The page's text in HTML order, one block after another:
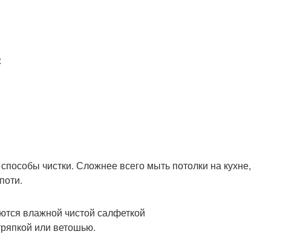
чистки. Сложнее всего мыть потолки на кухне,
влажной чистой салфеткой
или ветошью.